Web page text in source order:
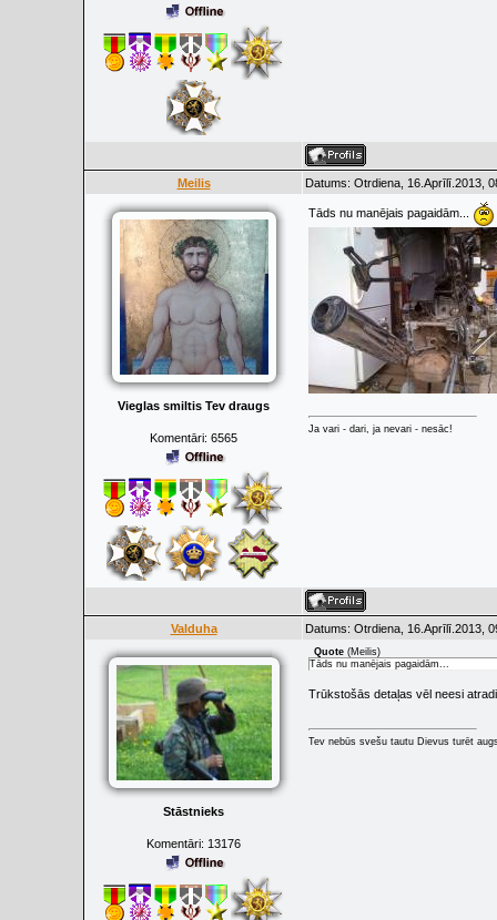
Meilis Datums: Otrdiena, 16.Aprīlī.2013,
Vieglas smiltis Tev draugs
Komentāri: 6565
Tāds nu manējais pagaidām...
Ja vari - dari, ja nevari - nesāc!
Valduha Datums: Otrdiena, 16.Aprīlī.2013,
Stāstnieks
Komentāri: 13176
Quote (Meilis)
Tāds nu manējais pagaidām...
Trūkstošās detaļas vēl neesi
Tev nebūs svešu tautu Dievus turēt